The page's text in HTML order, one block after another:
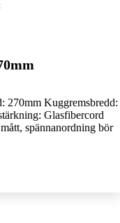
Kuggremsbredd:
Glasfibercord
spännanordning bör